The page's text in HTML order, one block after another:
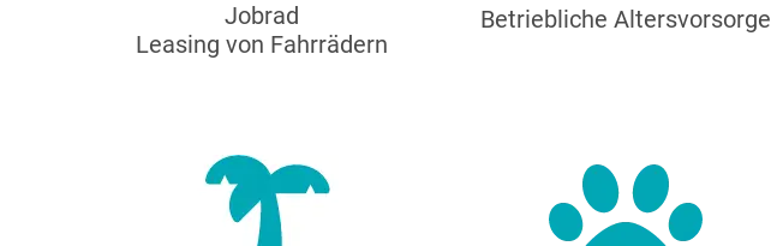
Jobrad
Leasing von Fahrrädern
Betriebliche Altersvorsorge